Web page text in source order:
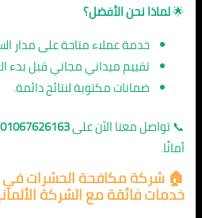
🌟لماذا نحن الأفضل؟
خدمة عملاء متاحة على مدار
تقييم ميداني مجاني قبل بدء
ضمانات مكتوبة لنتائج دائمة.
📞 تواصل معنا الآن على01067626163
أمانًا.
🏠 شركة مكافحة الحشرات في
خدمات فائقة مع الشركة